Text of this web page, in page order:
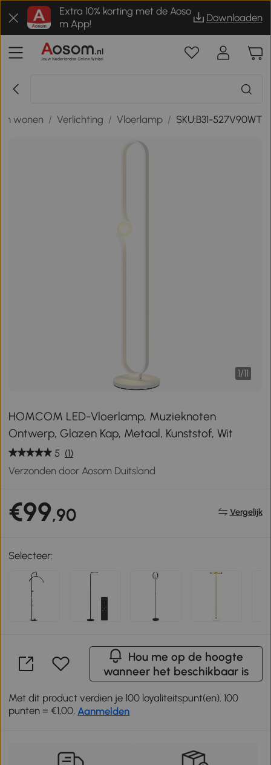
Extra 10% korting met de Aoso
m App!
Downloaden
wonen / Verlichting / Vloerlamp / SKU:B31-527V90WT
1/11
HOMCOM LED-Vloerlamp, Muzieknoten
Ontwerp, Glazen Kap, Metaal, Kunststof, Wit
5 (1)
Verzonden door Aosom Duitsland
€99,90 Vergelijk
Selecteer:
Hou me op de hoogte
wanneer het beschikbaar is
Met dit product verdien je 100 loyaliteitspunt(en). 100
punten = €1,00, Aanmelden